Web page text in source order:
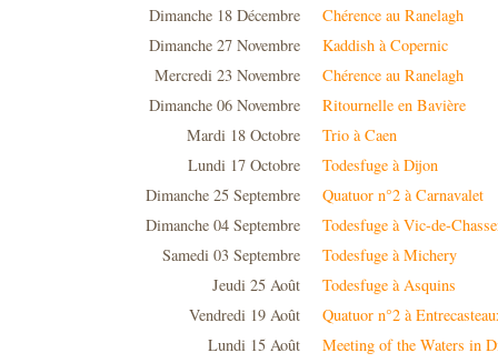
Dimanche 18 Décembre
Chérence au Ranelagh
Dimanche 27 Novembre
Kaddish à Copernic
Mercredi 23 Novembre
Chérence au Ranelagh
Dimanche 06 Novembre
Ritournelle en Bavière
Mardi 18 Octobre
Trio à Caen
Lundi 17 Octobre
Todesfuge à Dijon
Dimanche 25 Septembre
Quatuor n°2 à Carnavalet
Dimanche 04 Septembre
Todesfuge à Vic-de-
Samedi 03 Septembre
Todesfuge à Michery
Jeudi 25 Août
Todesfuge à Asquins
Vendredi 19 Août
Quatuor n°2 à
Lundi 15 Août
Meeting of the Waters in